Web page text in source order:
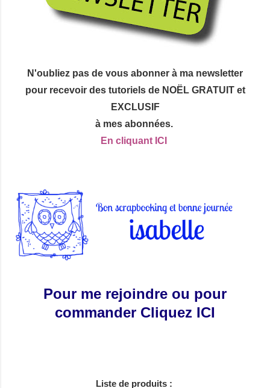
N'oubliez pas de vous abonner à ma newsletter
pour recevoir des tutoriels de NOËL GRATUIT et
EXCLUSIF
à mes abonnées.
En cliquant ICI
Pour me rejoindre ou pour
commander Cliquez ICI
Liste de produits :